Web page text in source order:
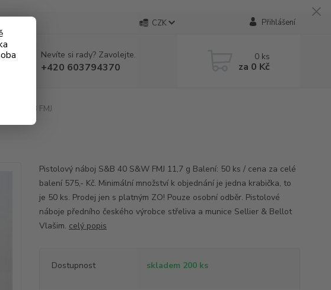
CZK Přihlášení
Nevíte si rady? Zavolejte.
+420 603794370
0 ks
za 0 Kč
S&B FMJ
Pistolový náboj S&B 40 S&W FMJ 11,7 g Balení: 50 ks / cena za celé
balení 575,- Kč. Minimální množství k objednání je jedna krabička, to
je 50 ks. Prodej jen s platným ZO! Pouze osobní odběr. Pistolové
náboje předního českého výrobce střeliva a munice Sellier & Bellot
Vlašim. celý popis
Dostupnost skladem 200 ks